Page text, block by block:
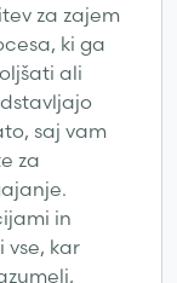
za zajem
ki ga
ali
saj vam
za
in
kar